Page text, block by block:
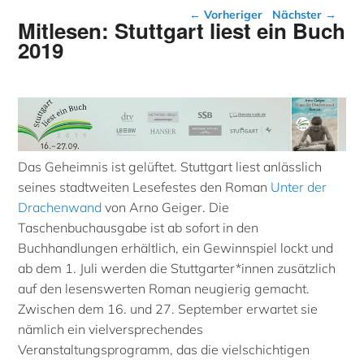
Beitragsnavigation
← Vorheriger Nächster →
Mitlesen: Stuttgart liest ein Buch
2019
Das Geheimnis ist gelüftet. Stuttgart liest anlässlich
seines stadtweiten Lesefestes den Roman Unter der
Drachenwand von Arno Geiger. Die
Taschenbuchausgabe ist ab sofort in den
Buchhandlungen erhältlich, ein Gewinnspiel lockt und
ab dem 1. Juli werden die Stuttgarter*innen zusätzlich
auf den lesenswerten Roman neugierig gemacht.
Zwischen dem 16. und 27. September erwartet sie
nämlich ein vielversprechendes
Veranstaltungsprogramm, das die vielschichtigen